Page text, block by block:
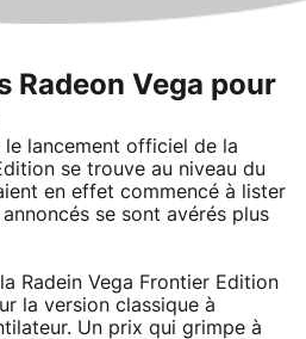
Radeon Vega pour
le lancement officiel de la
se trouve au niveau du
en effet commencé à lister
se sont avérés plus
Radein Vega Frontier Edition
la version classique à
Un prix qui grimpe à